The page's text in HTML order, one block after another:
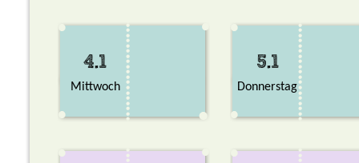
4.1
Mittwoch
5.1
Donnerstag